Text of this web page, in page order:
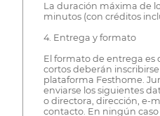
La duración máxima de
minutos (con créditos
4. Entrega y formato
El formato de entrega es
cortos deberán
plataforma Festhome.
enviarse los siguientes
o directora, dirección, e-
contacto. En ningún